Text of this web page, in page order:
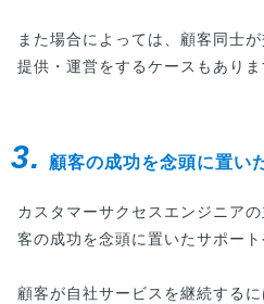
また場合によっては、顧客同士
提供・運営をするケースもありま
3. 顧客の成功を念頭に置い
カスタマーサクセスエンジニア
客の成功を念頭に置いたサポート
顧客が自社サービスを継続する